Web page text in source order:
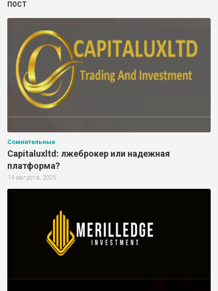
ПОСТ
Сомнительные
Capitaluxltd: лжеброкер или надежная
платформа?
14 августа, 2025